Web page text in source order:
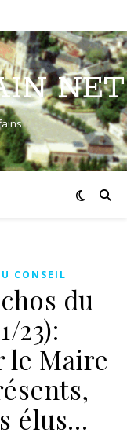
NET
CONSEIL
du
23):
le Maire
élus…